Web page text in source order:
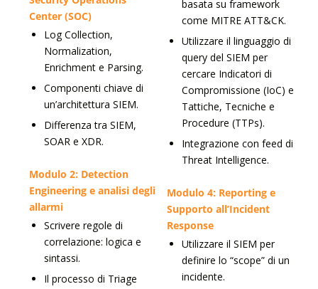
Center (SOC)
Log Collection,
Normalization,
Enrichment e Parsing.
Componenti chiave di
un’architettura SIEM.
Differenza tra SIEM,
SOAR e XDR.
Modulo 2: Detection
Engineering e analisi degli
allarmi
Scrivere regole di
correlazione: logica e
sintassi.
Il processo di Triage
basata su framework
come MITRE ATT&CK.
Utilizzare il linguaggio di
query del SIEM per
cercare Indicatori di
Compromissione (IoC) e
Tattiche, Tecniche e
Procedure (TTPs).
Integrazione con feed di
Threat Intelligence.
Modulo 4: Reporting e
Supporto all’Incident
Response
Utilizzare il SIEM per
definire lo “scope” di un
incidente.